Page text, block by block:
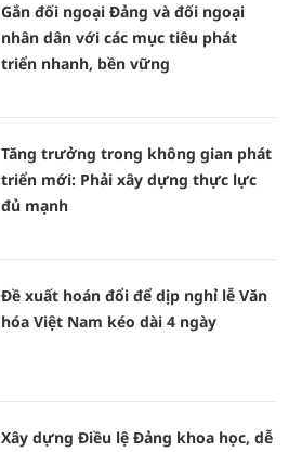
Gắn đối ngoại Đảng và đối ngoại
nhân dân với các mục tiêu phát
triển nhanh, bền vững
Tăng trưởng trong không gian phát
triển mới: Phải xây dựng thực lực
đủ mạnh
Đề xuất hoán đổi để dịp nghỉ lễ Văn
hóa Việt Nam kéo dài 4 ngày
Xây dựng Điều lệ Đảng khoa học, dễ